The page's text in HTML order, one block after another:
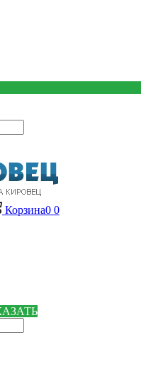
Корзина0 0